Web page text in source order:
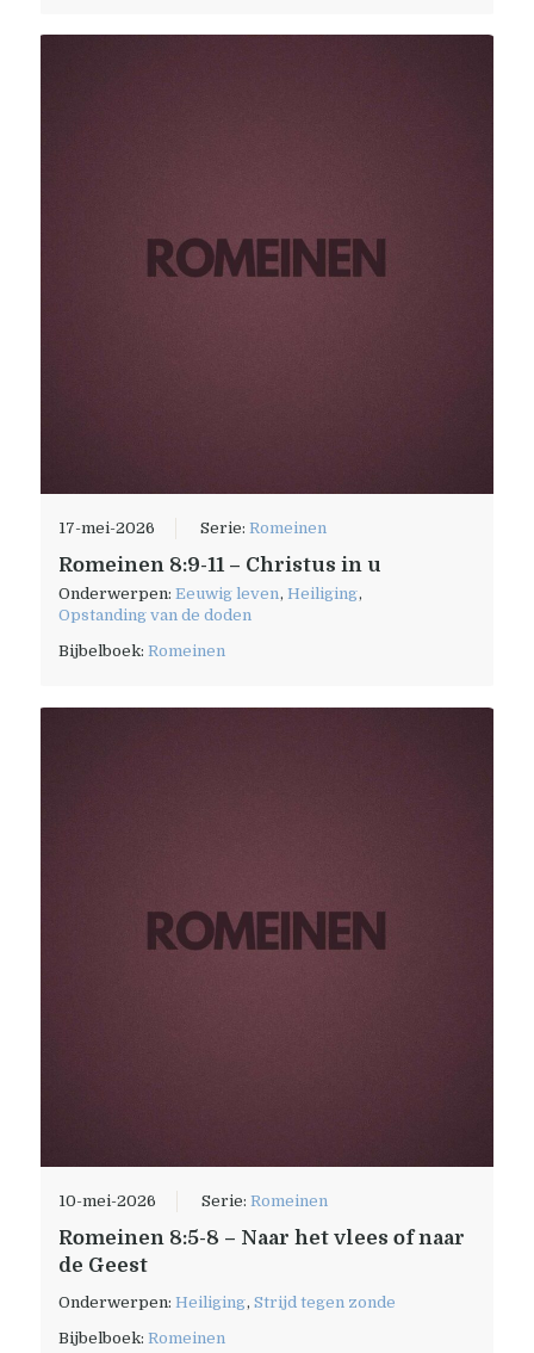
17-mei-2026 Serie:Romeinen
Romeinen 8:9-11 – Christus in u
Onderwerpen:Eeuwig leven,Heiliging,
Opstanding van de doden
Bijbelboek:Romeinen
10-mei-2026 Serie:Romeinen
Romeinen 8:5-8 – Naar het vlees of naar
de Geest
Onderwerpen:Heiliging,Strijd tegen zonde
Bijbelboek:Romeinen